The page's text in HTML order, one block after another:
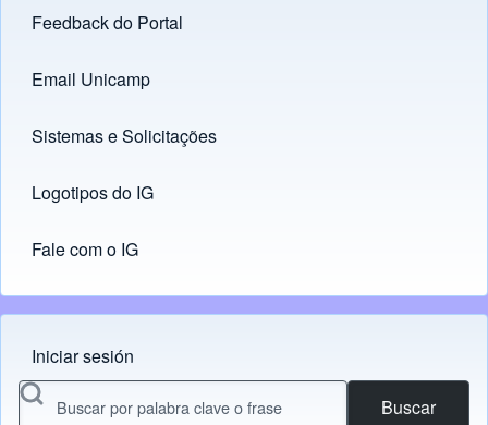
Footer menu
Feedback do Portal
Links
Email Unicamp
(opens in new tab)
Sistemas e Solicitações
(opens in new tab)
Logotipos do IG
(opens in new tab)
Fale com o IG
Menu do usuário
Iniciar sesión
Buscar